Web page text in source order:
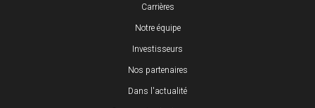
Carrières
Notre équipe
Investisseurs
Nos partenaires
Dans l'actualité